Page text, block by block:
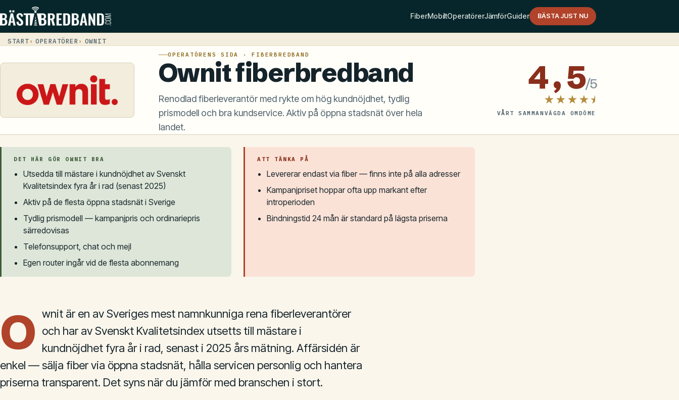
FiberMobiltOperatörerJämförGuider BÄSTA JUST NU
START OPERATÖRER OWNIT
OPERATÖRENS SIDA · FIBERBREDBAND
Ownit fiberbredband
Renodlad fiberleverantör med rykte om hög kundnöjdhet, tydlig
prismodell och bra kundservice. Aktiv på öppna stadsnät över hela
landet.
4,5/5
★★★★⯨
VÅRT SAMMANVÄGDA OMDÖME
DET HÄR GÖR OWNIT BRA
Utsedda till mästare i kundnöjdhet av Svenskt
Kvalitetsindex fyra år i rad (senast 2025)
Aktiv på de flesta öppna stadsnät i Sverige
Tydlig prismodell — kampanjpris och ordinariepris
särredovisas
Telefonsupport, chat och mejl
Egen router ingår vid de flesta abonnemang
ATT TÄNKA PÅ
Levererar endast via fiber — finns inte på alla adresser
Kampanjpriset hoppar ofta upp markant efter
introperioden
Bindningstid 24 mån är standard på lägsta priserna
O wnit är en av Sveriges mest namnkunniga rena fiberleverantörer
och har av Svenskt Kvalitetsindex utsetts till mästare i
kundnöjdhet fyra år i rad, senast i 2025 års mätning. Affärsidén är
enkel — sälja fiber via öppna stadsnät, hålla servicen personlig och hantera
priserna transparent. Det syns när du jämför med branschen i stort.